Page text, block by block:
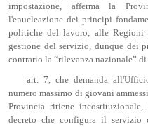
impostazione, afferma la
l'enucleazione dei principi
politiche del lavoro; alle Regioni
gestione del servizio, dunque dei
contrario la “rilevanza nazionale” di
art. 7, che demanda
numero massimo di giovani
Provincia ritiene
decreto che configura il servizio